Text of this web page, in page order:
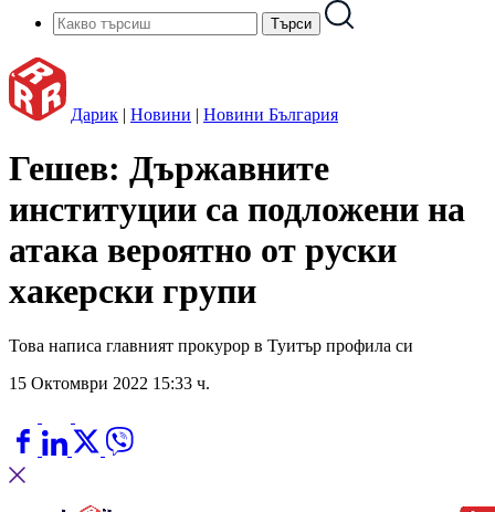
Дарик | Новини | Новини България
Гешев: Държавните
институции са подложени на
атака вероятно от руски
хакерски групи
Това написа главният прокурор в Туитър профила си
15 Октомври 2022 15:33 ч.